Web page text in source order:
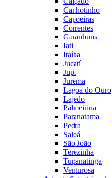
Canhotinho
Capoeiras
Correntes
Garanhuns
Iati
Itaíba
Jucatí
Jupi
Jurema
Lagoa do Ouro
Lajedo
Palmeirina
Paranatama
Pedra
Saloá
São João
Terezinha
Tupanatinga
Venturosa